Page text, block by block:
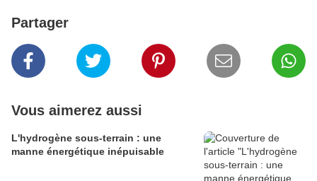
Partager
Vous aimerez aussi
L'hydrogène sous-terrain : une
manne énergétique inépuisable